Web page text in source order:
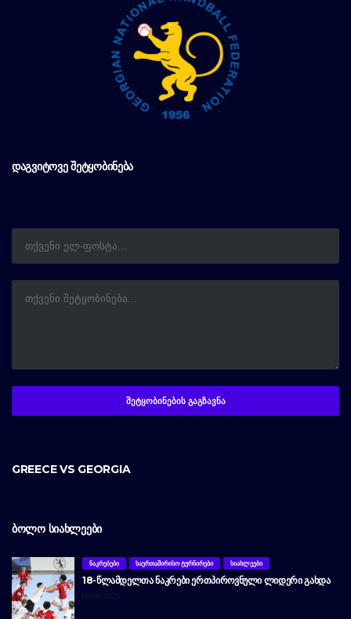
ᲓᲐᲒᲕᲘᲢᲝᲕᲔ ᲨᲔᲢᲧᲝᲑᲘᲜᲔᲑᲐ
GREECE VS GEORGIA
ᲑᲝᲚᲝ ᲡᲘᲐᲮᲚᲔᲔᲑᲘ
ᲜᲐᲙᲠᲔᲑᲔᲑᲘ ᲡᲐᲔᲠᲗᲐᲨᲘᲠᲘᲡᲝ ᲢᲣᲠᲜᲘᲠᲔᲑᲘ ᲡᲘᲐᲮᲚᲔᲔᲑᲘ
18-ᲬᲚᲐᲛᲓᲔᲚᲗᲐ ᲜᲐᲙᲠᲔᲑᲘ ᲔᲠᲗᲞᲘᲠᲝᲕᲜᲣᲚᲘ ᲚᲘᲓᲔᲠᲘ ᲒᲐᲮᲓᲐ
06/08/2026